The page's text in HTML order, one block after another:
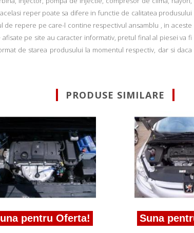
reper poate sa difere in functie de calitatea produsului
de repere pe care-l contine respectivul ansamblu , in aceste
pe site au caracter informativ, pretul final al piesei va fi
de starea produsului la momentul respectiv, dar si daca
PRODUSE SIMILARE
pentru Oferta! Suna